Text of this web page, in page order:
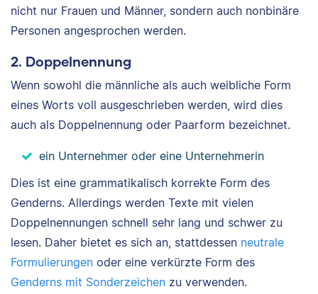
nicht nur Frauen und Männer, sondern auch nonbinäre
Personen angesprochen werden.
2. Doppelnennung
Wenn sowohl die männliche als auch weibliche Form
eines Worts voll ausgeschrieben werden, wird dies
auch als Doppelnennung oder Paarform bezeichnet.
ein Unternehmer oder eine Unternehmerin
Dies ist eine grammatikalisch korrekte Form des
Genderns. Allerdings werden Texte mit vielen
Doppelnennungen schnell sehr lang und schwer zu
lesen. Daher bietet es sich an, stattdessen neutrale
Formulierungen oder eine verkürzte Form des
Genderns mit Sonderzeichen zu verwenden.